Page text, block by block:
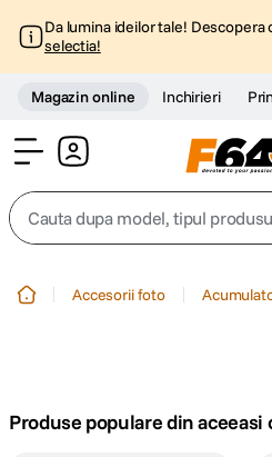
Da lumina ideilor tale!
selectia!
Magazin online Inchirieri
Cauta dupa model, tipul
trepied telefon
Accesorii foto
Produse populare din aceeasi